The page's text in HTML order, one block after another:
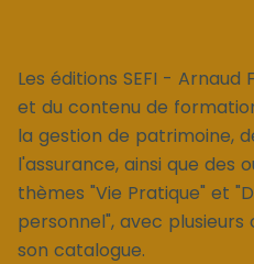
Les éditions SEFI -
et du contenu de
la gestion de patrimoine,
l'assurance, ainsi que des
thèmes "Vie Pratique" et
personnel", avec
son catalogue.